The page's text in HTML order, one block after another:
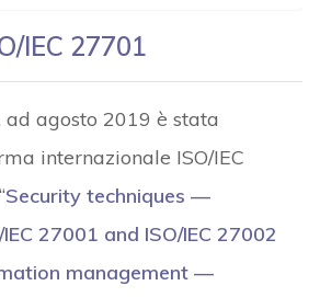
IEC 27701
agosto 2019 è stata
internazionale ISO/IEC
Security techniques —
27001 and ISO/IEC 27002
management —